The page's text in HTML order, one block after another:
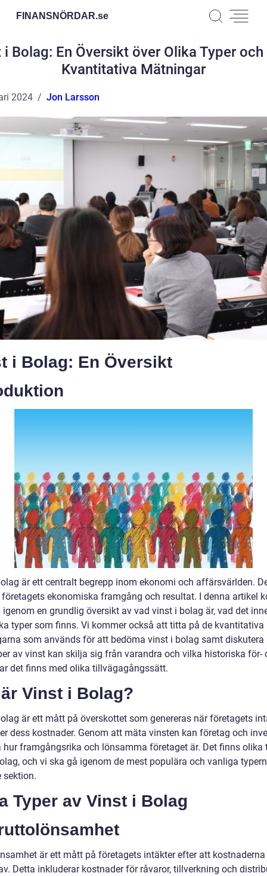
FINANSNÖRDAR.se
i Bolag: En Översikt över Olika Typer och
Kvantitativa Mätningar
2024 Jon Larsson
i Bolag: En Översikt
är ett centralt begrepp inom ekonomi och affärsvärlden.
ekonomiska framgång och resultat. I denna artikel
en grundlig översikt av vad vinst i bolag är, vad det
typer som finns. Vi kommer också att titta på de kvantitativa
som används för att bedöma vinst i bolag samt diskutera
av vinst kan skilja sig från varandra och vilka historiska för-
det finns med olika tillvägagångssätt.
Vinst i Bolag?
är ett mått på överskottet som genereras när företagets
dess kostnader. Genom att mäta vinsten kan företag och
hur framgångsrika och lönsamma företaget är. Det finns olika
och vi ska gå igenom de mest populära och vanliga
sektion.
Typer av Vinst i Bolag
är ett mått på företagets intäkter efter att kostnaderna
Detta inkluderar kostnader för råvaror, tillverkning och